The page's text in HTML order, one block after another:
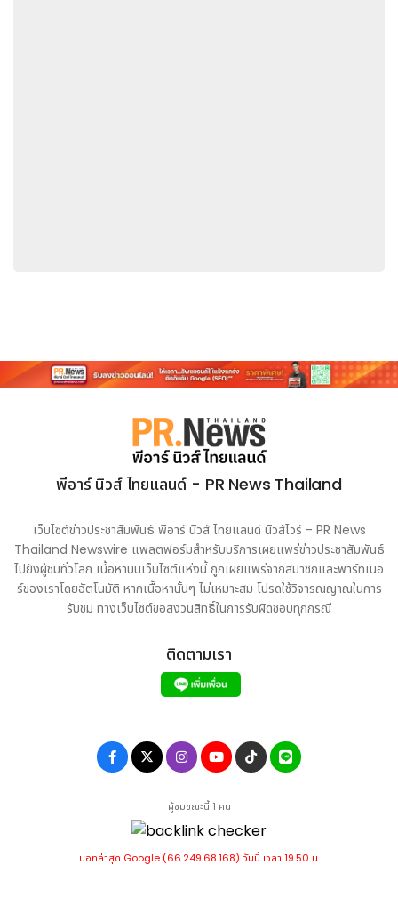
พีอาร์ นิวส์ ไทยแลนด์ - PR News Thailand
เว็บไซต์ข่าวประชาสัมพันธ์ พีอาร์ นิวส์ ไทยแลนด์ นิวส์ไวร์ - PR News
Thailand Newswire แพลตฟอร์มสำหรับบริการเผยแพร่ข่าวประชาสัมพันธ์
ไปยังผู้ชมทั่วโลก เนื้อหาบนเว็บไซต์แห่งนี้ ถูกเผยแพร่จากสมาชิกและพาร์ทเนอ
ร์ของเราโดยอัตโนมัติ หากเนื้อหานั้นๆ ไม่เหมาะสม โปรดใช้วิจารณญาณในการ
รับชม ทางเว็บไซต์ขอสงวนสิทธิ์ในการรับผิดชอบทุกกรณี
ติดตามเรา
ผู้ชมขณะนี้ 1 คน
บอทล่าสุด Google (66.249.68.168) วันนี้ เวลา 19.50 น.